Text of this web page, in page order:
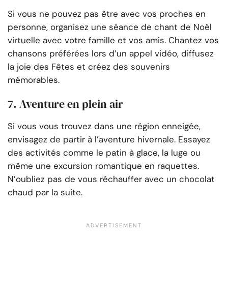
Si vous ne pouvez pas être avec vos proches en
personne, organisez une séance de chant de Noël
virtuelle avec votre famille et vos amis. Chantez vos
chansons préférées lors d’un appel vidéo, diffusez
la joie des Fêtes et créez des souvenirs
mémorables.
7. Aventure en plein air
Si vous vous trouvez dans une région enneigée,
envisagez de partir à l’aventure hivernale. Essayez
des activités comme le patin à glace, la luge ou
même une excursion romantique en raquettes.
N’oubliez pas de vous réchauffer avec un chocolat
chaud par la suite.